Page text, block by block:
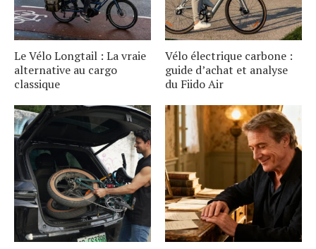
Le Vélo Longtail : La vraie
alternative au cargo
classique
Vélo électrique carbone :
guide d’achat et analyse
du Fiido Air